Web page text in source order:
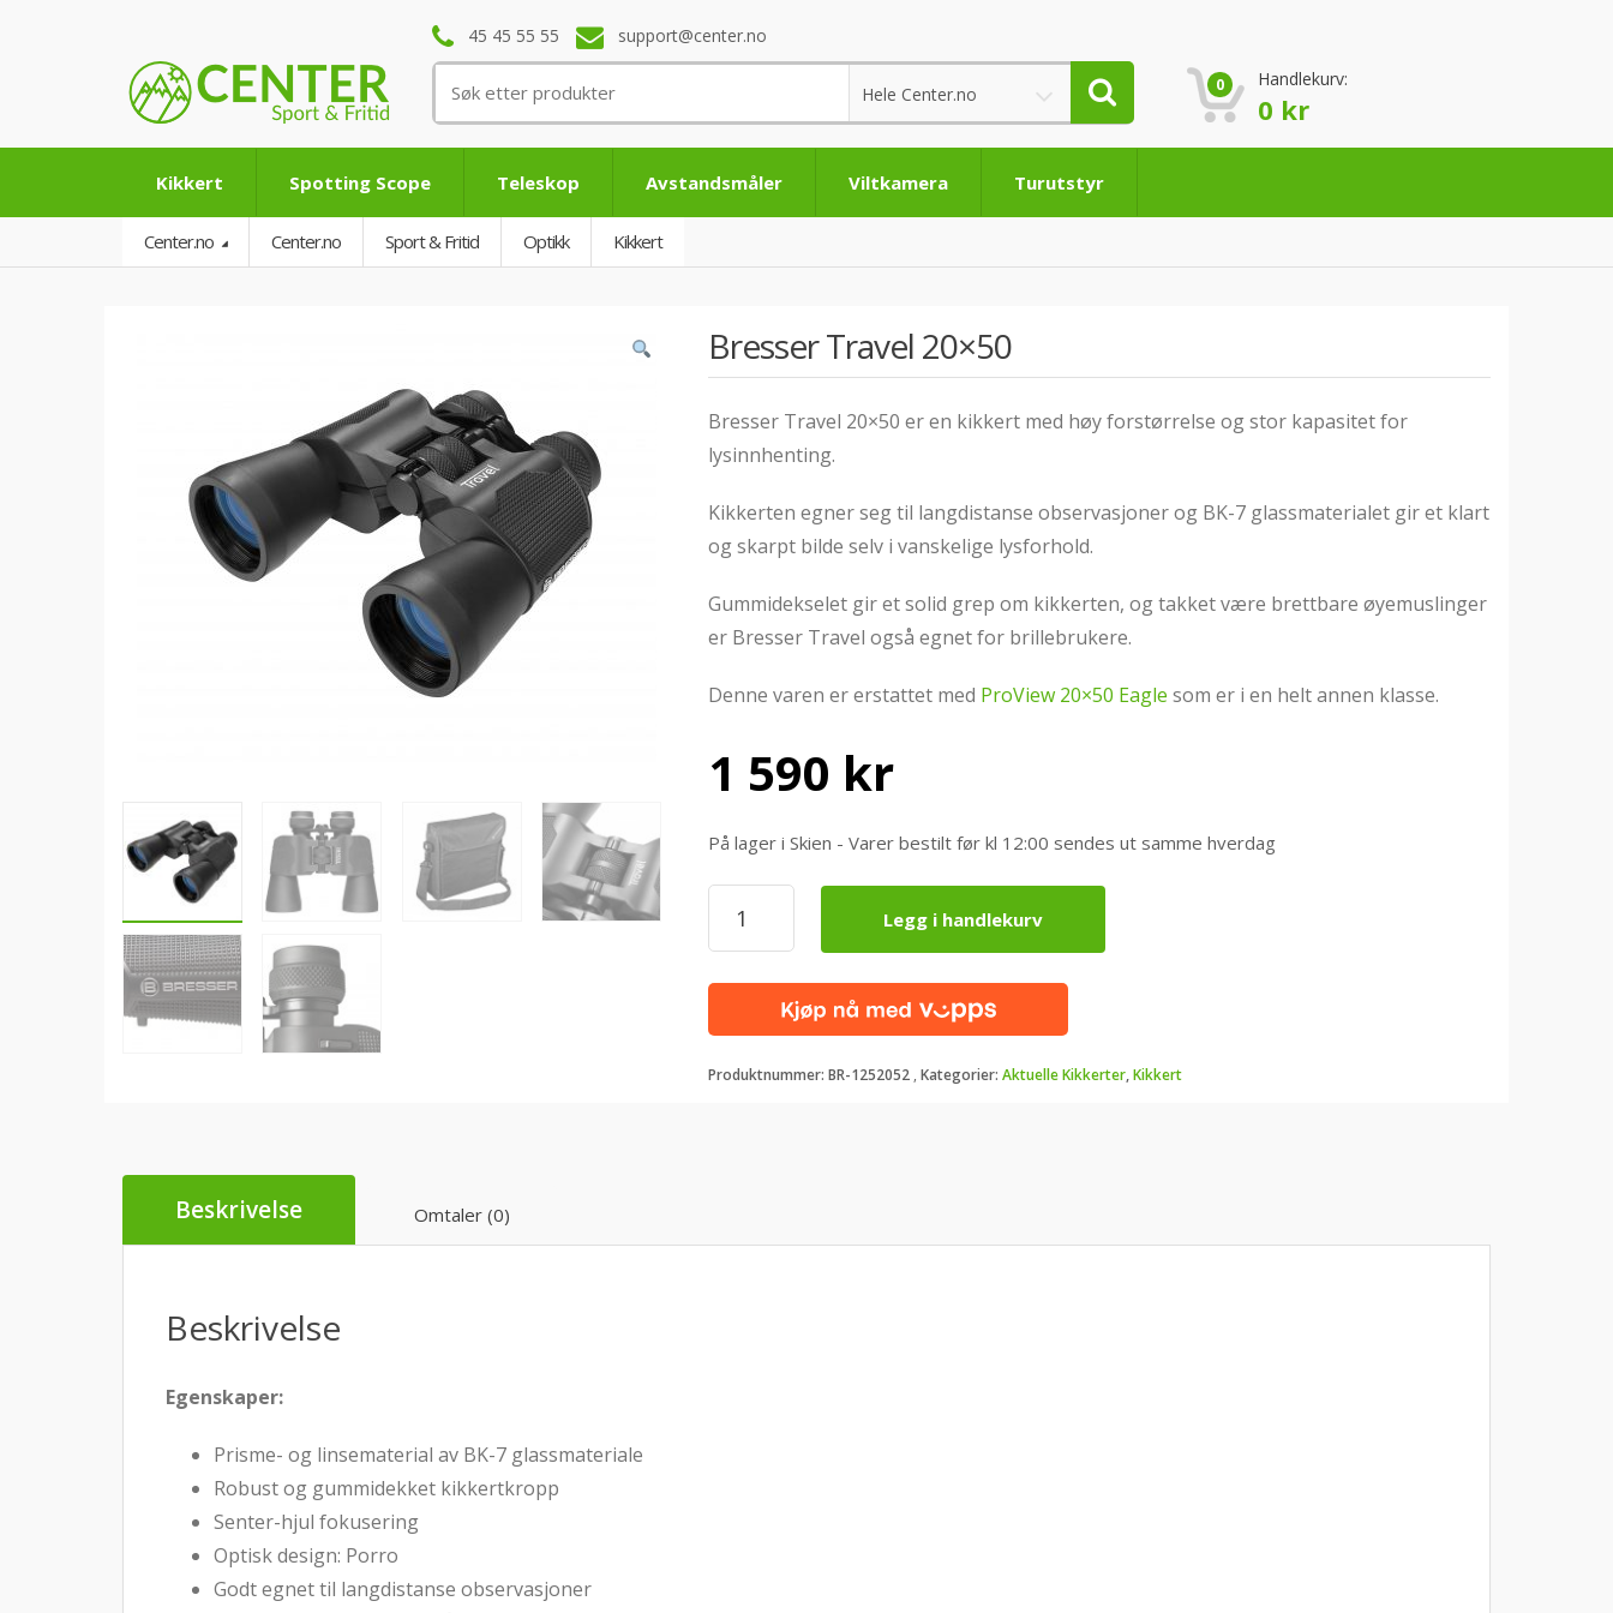
45 45 55 55 support@center.no
etter:
Hele Center.no 0 Handlekurv:
0 kr
Kikkert Spotting Scope Teleskop Avstandsmåler Viltkamera Turutstyr
Center.no Center.no Sport & Fritid Optikk Kikkert
Bresser Travel 20×50
Bresser Travel 20×50 er en kikkert med høy forstørrelse og stor kapasitet for
lysinnhenting.
Kikkerten egner seg til langdistanse observasjoner og BK-7 glassmaterialet gir et klart
og skarpt bilde selv i vanskelige lysforhold.
Gummidekselet gir et solid grep om kikkerten, og takket være brettbare øyemuslinger
er Bresser Travel også egnet for brillebrukere.
Denne varen er erstattet med ProView 20×50 Eagle som er i en helt annen klasse.
1 590 kr
På lager i Skien - Varer bestilt før kl 12:00 sendes ut samme hverdag
Bresser
Travel
20x50
Legg i handlekurv
Produktnummer: BR-1252052 Kategorier: Aktuelle Kikkerter,Kikkert
Beskrivelse Omtaler (0)
Beskrivelse
Egenskaper:
Prisme- og linsematerial av BK-7 glassmateriale
Robust og gummidekket kikkertkropp
Senter-hjul fokusering
Optisk design: Porro
Godt egnet til langdistanse observasjoner